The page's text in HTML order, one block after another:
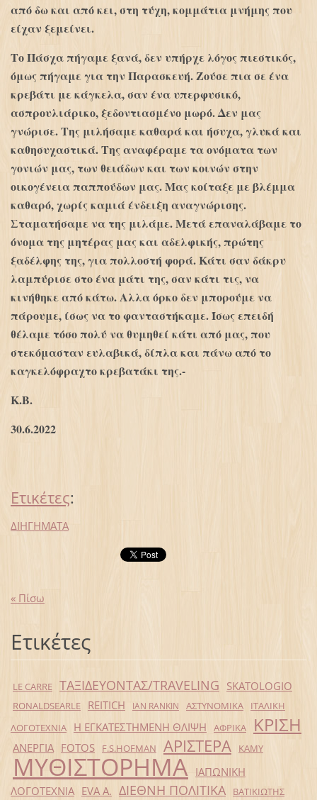
από δω και από κει, στη τύχη, κομμάτια μνήμης που
είχαν ξεμείνει.
Το Πάσχα πήγαμε ξανά, δεν υπήρχε λόγος πιεστικός,
όμως πήγαμε για την Παρασκευή. Ζούσε πια σε ένα
κρεβάτι με κάγκελα, σαν ένα υπερφυσικό,
ασπρουλιάρικο, ξεδοντιασμένο μωρό. Δεν μας
γνώρισε. Της μιλήσαμε καθαρά και ήσυχα, γλυκά και
καθησυχαστικά. Της αναφέραμε τα ονόματα των
γονιών μας, των θειάδων και των κοινών στην
οικογένεια παππούδων μας. Μας κοίταξε με βλέμμα
καθαρό, χωρίς καμιά ένδειξη αναγνώρισης.
Σταματήσαμε να της μιλάμε. Μετά επαναλάβαμε το
όνομα της μητέρας μας και αδελφικής, πρώτης
ξαδέλφης της, για πολλοστή φορά. Κάτι σαν δάκρυ
λαμπύρισε στο ένα μάτι της, σαν κάτι τις, να
κινήθηκε από κάτω. Αλλα όρκο δεν μπορούμε να
πάρουμε, ίσως να το φανταστήκαμε. Ίσως επειδή
θέλαμε τόσο πολύ να θυμηθεί κάτι από μας, που
στεκόμασταν ευλαβικά, δίπλα και πάνω από το
καγκελόφραχτο κρεβατάκι της.-
Κ.Β.
30.6.2022
Ετικέτες:
ΔΙΗΓΗΜΑΤΑ
« Πίσω
Ετικέτες
LE CARRE ΤΑΞΙΔΕΥΟΝΤΑΣ/TRAVELING SKATOLOGIO
RONALDSEARLE REITICH IAN RANKIN ΑΣΤΥΝΟΜΙΚΑ
ΙΤΑΛΙΚΗ
ΛΟΓΟΤΕΧΝΙΑ
Η ΕΓΚΑΤΕΣΤΗΜΕΝΗ ΘΛΙΨΗ ΑΦΡΙΚΑ ΚΡΙΣΗ
ΑΝΕΡΓΙΑ FOTOS F.S.HOFMAN ΑΡΙΣΤΕΡΑ ΚΑΜΥ
ΜΥΘΙΣΤΟΡΗΜΑ ΙΑΠΩΝΙΚΗ
ΛΟΓΟΤΕΧΝΙΑ EVA Α. ΔΙΕΘΝΗ ΠΟΛΙΤΙΚΑ ΒΑΤΙΚΙΩΤΗΣ